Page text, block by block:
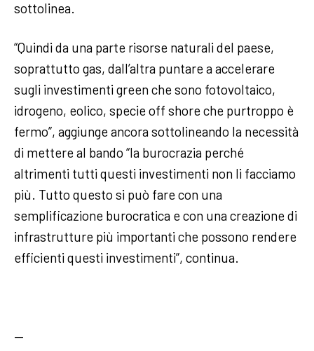
sottolinea.
“Quindi da una parte risorse naturali del paese,
soprattutto gas, dall’altra puntare a accelerare
sugli investimenti green che sono fotovoltaico,
idrogeno, eolico, specie off shore che purtroppo è
fermo”, aggiunge ancora sottolineando la necessità
di mettere al bando “la burocrazia perché
altrimenti tutti questi investimenti non li facciamo
più. Tutto questo si può fare con una
semplificazione burocratica e con una creazione di
infrastrutture più importanti che possono rendere
efficienti questi investimenti”, continua.
—